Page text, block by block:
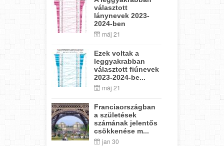
választott
lánynevek 2023-
2024-ben
máj 21
Ezek voltak a
leggyakrabban
választott fiúnevek
2023-2024-be...
máj 21
Franciaországban
a születések
számának jelentős
csökkenése m...
jan 30